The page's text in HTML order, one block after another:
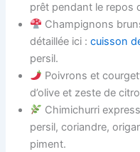
prêt pendant le repos
Champignons
détaillée ici :cuisson
persil.
Poivrons et
d’olive et zeste de
Chimichurri
persil, coriandre,
piment.